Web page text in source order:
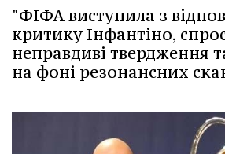
"ФІФА виступила з
критику Інфантіно,
неправдиві твердження
на фоні резонансних